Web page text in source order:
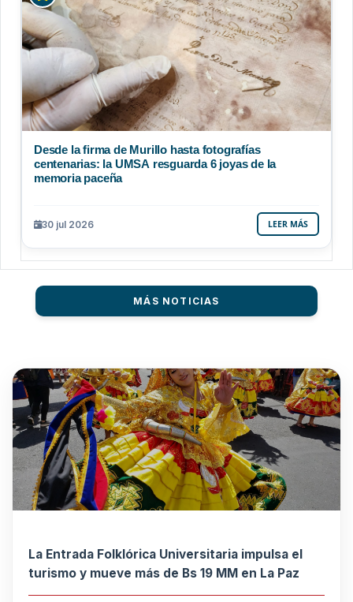
Desde la firma de Murillo hasta fotografías
centenarias: la UMSA resguarda 6 joyas de la
memoria paceña
30 jul 2026 LEER MÁS
MÁS NOTICIAS
La Entrada Folklórica Universitaria impulsa el
turismo y mueve más de Bs 19 MM en La Paz